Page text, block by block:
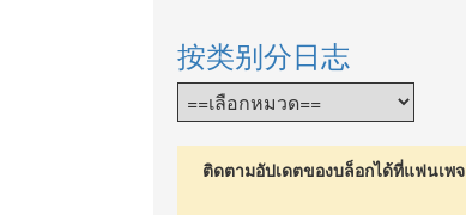
按类别分日志
ติดตามอัปเดตของบล็อกได้ที่แฟนเพจ